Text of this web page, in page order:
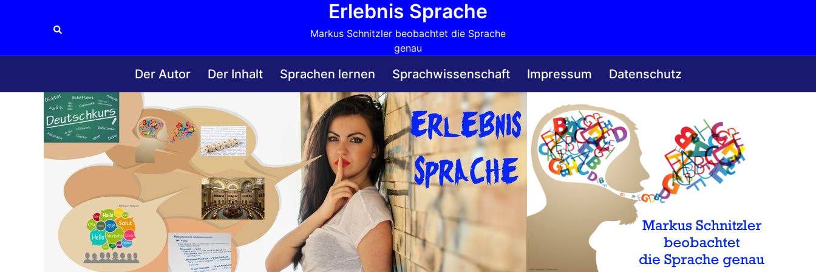
Suche
Erlebnis Sprache
Markus Schnitzler beobachtet die Sprache
genau
Der Autor Der Inhalt Sprachen lernen Sprachwissenschaft Impressum Datenschutz